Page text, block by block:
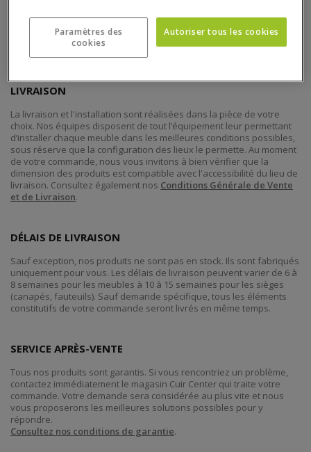
Paiement, livraison, délais et service après-
LIVRAISON
La livraison et l'installation sont réalisées dans la pièce de votre
choix. Nos équipes disposent de tout l’équipement leur permettant
d’installer chaque meuble dans les meilleures conditions possibles,
sous réserve que la configuration des lieux le permette. Au moment
de votre commande, nous vous invitons à bien vérifier que la
dimension des produits est compatible avec l'accessibilité du lieu de
livraison. Consultez également nos Conditions Générale de Vente
et de Livraison.
DÉLAIS DE LIVRAISON
Sauf exception, nos produits ne sont pas en stock. Ils sont fabriqués
uniquement pour vous. Les délais de livraison peuvent varier de 6 à
8 semaines pour les meubles à 10 à 15 semaines pour les sièges
(canapés, fauteuils). Sauf demande spécifique, tous les éléments
constitutifs de votre commande seront livrés en même temps.
SERVICE APRÈS-VENTE
Tous nos produits sont garantis. Si vous rencontriez un problème,
contactez immédiatement le magasin Cuir Center qui traite votre
commande. Votre demande sera considérée au plus vite et nous
vous proposerons les meilleures solutions possibles pour y
répondre.
Consultez nos conditions de garantie.
Paramètres des
cookies
Autoriser tous les cookies